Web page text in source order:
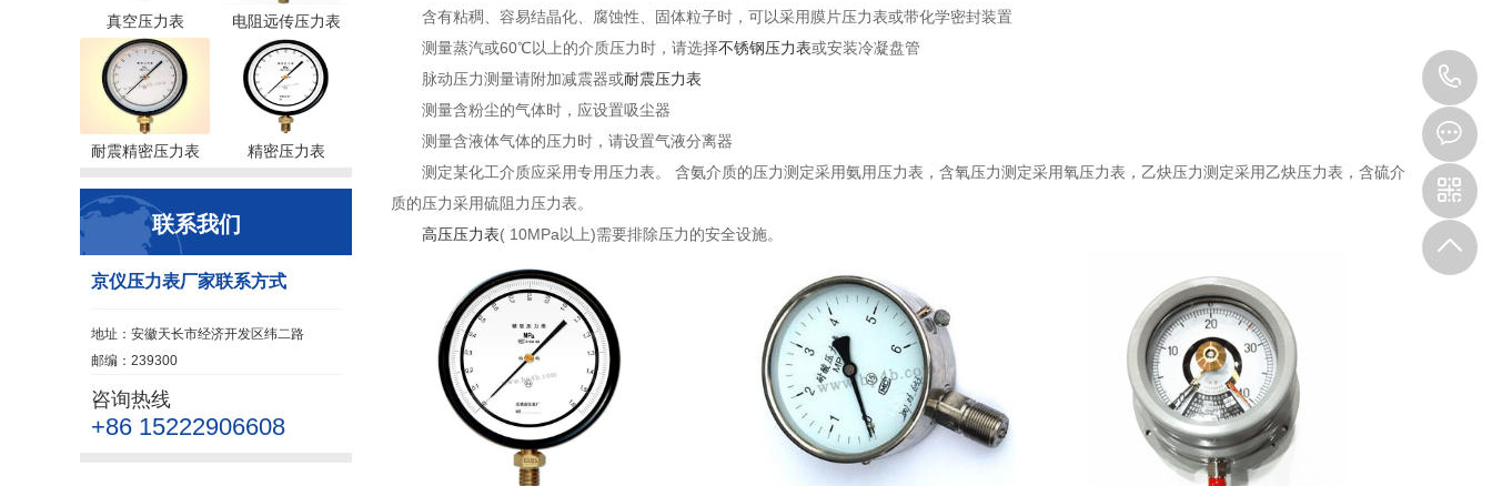
真空压力表 电阻远传压力表
耐震精密压力表 精密压力表
联系我们
京仪压力表厂家联系方式
地址：安徽天长市经济开发区纬二路
邮编：239300
咨询热线
+86 15222906608
含有粘稠、容易结晶化、腐蚀性、固体粒子时，可以采用膜片压力表或带化学密封装置
测量蒸汽或60℃以上的介质压力时，请选择不锈钢压力表或安装冷凝盘管
脉动压力测量请附加减震器或耐震压力表
测量含粉尘的气体时，应设置吸尘器
测量含液体气体的压力时，请设置气液分离器
测定某化工介质应采用专用压力表。 含氨介质的压力测定采用氨用压力表，含氧压力测定采用氧压力表，乙炔压力测定采用乙炔压力表，含硫介
质的压力采用硫阻力压力表。
高压压力表( 10MPa以上)需要排除压力的安全设施。